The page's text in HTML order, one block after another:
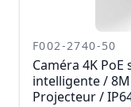
F002-2740-50
Caméra 4K
intelligente /
Projecteur /